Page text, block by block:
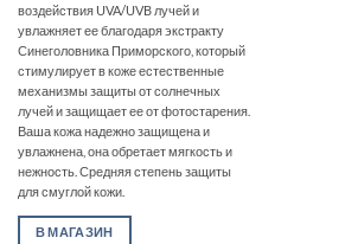
воздействия UVA/UVB лучей и
увлажняет ее благодаря экстракту
Синеголовника Приморского, который
стимулирует в коже естественные
механизмы защиты от солнечных
лучей и защищает ее от фотостарения.
Ваша кожа надежно защищена и
увлажнена, она обретает мягкость и
нежность. Средняя степень защиты
для смуглой кожи.
В МАГАЗИН